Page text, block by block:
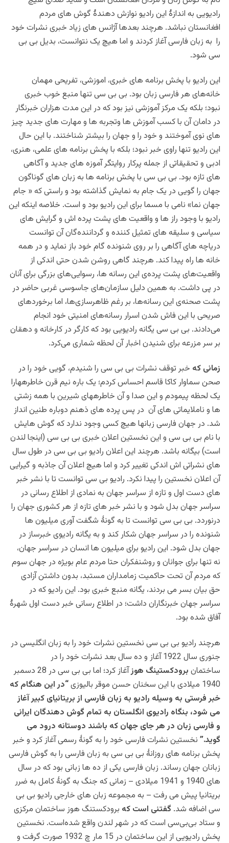
رادیویی به اندازۀ این رادیو نوازش دهندۀ گوش های مردم
افغانستان نباشد. هرچند بعدها آژانس های زیاد خبری نشرات خود
را به زبان فارسی آغاز کردند و اما هیچ یک نتوانست، بدیل بی بی
سی شود.
این رادیو با پخش برنامه های خبری، اموزشی، تفریحی مهمان
خانه‌های هر فارسی زبان بود. بی بی سی تنها منبع خوب خبری
نبود؛ بلکه یک مرکز آموزشی نیز بود که در این مدت هزاران خبرنگار
در دامان آن با کسب آموزش ها و‌تجربه ها و‌ مهارت های جدید چیز
های نوی آموختند ‌و خود را و‌ جهان را بیشتر شناختند. با این حال
این رادیو تنها راوی خبر نبود؛ بلکه با پخش برنامه های علمی، هنری،
ادبی و تحقیقاتی از جمله پرکار روایتگر آموزه های جدید و آگاهی
های تازه بود. بی بی سی با پخش برنامه ها به زبان های گوناگون
جهان را گویی در یک جام به نمایش گذاشته بود و راستی که « جام
جهان نما» نامی با مسما برای این رادیو بود و است. خلاصه اینکه این
رادیو با وجود راز ها و واقعیت های پشت پرده اش و گرایش های
سیاسی و سلیقه های تمثیل کننده و گرداننده‌گان آن توانست
دریاچه های آگاهی را بر روی شنونده گام خود باز نماید و در همه
خانه ها راه پیدا کند. ‏هرچند گاهی روشن شدن حتی اندکی از
واقعیت‌های پشت پرده‌ی این رسانه ها، رسوایی‌های بزرگی برای آنان
در پی داشت. به همین دلیل سازمان‌های جاسوسی غربی حاضر در
پشت صحنه‌ی این رسانه‌ها، بر رغم ظاهرسازی‌ها، اما برخوردهای
صریحی با این فاش شدن اسرار رسانه‌های امنیتی خود انجام
می‌دادند. بی بی سی یگانه رادیویی بود که کارگر در کارخانه و دهقان
بر سر مزرعه برای شنیدن اخبار آن لحظه شماری می‌کرد.
زمانی که خبر توقف نشرات بی بی سی را شنیدم، گویی خود را در
صحن سماوار کاکا قاسم احساس کردم؛ یک باره نیم قرن خاطرههارا
یک لحظه پیمودم و این صدا و آن خاطرههای شیرین با همه زشتی
ها و ناملایماتی های آن در پس پرده های ذهنم دوباره طنین انداز
شد. در جهان فارسی زبانها هیچ کسی وجود ندارد که گوش هایش
با نام بی بی سی و این نخستین اعلان خبری بی بی سی (اینجا لندن
است) بیگانه باشد. هرچند این اعلان رادیو بی بی سی در طول سال
های نشراتی اش اندکی تغییر کرد و اما هیچ اعلان آن جاذبه و گیرایی
آن اعلان نخستین را پیدا نکرد. رادیو بی سی توانست تا با نشر خبر
های دست اول و تازه از سراسر جهان به نمادی از اطلاع رسانی در
سراسر جهان بدل شود و با نشر خبر های تازه از هر کشوری جهان را
درنوردد. بی بی سی توانست تا به گونۀ شگفت آوری میلیون ها
شنونده را در سراسر جهان شکار کند و به یگانه رادیوی خبرساز در
جهان بدل شود. این رادیو برای میلیون ها انسان در سراسر جهان،
نه تنها برای جوانان و روشنفکران حتا مردم عام بویژه در جهان سوم
که مردم آن تحت حاکمیت زمامداران مستبد، بدون داشتن آزادی
حق بيان بسر می بردند، یگانه منبع خبری بود. این رادیو که در
سراسر جهان خبرنگاران داشت؛ در اطلاع رسانی خبر دست اول شهرۀ
آفاق شده بود.
هرچند رادیو بی بی سی نخستین نشرات خود را به زبان انگلیسی در
جنوری سال 1922 آغاز و ده سال بعد نشرات خود را در
ساختمان برودکستینگ هوز
آغاز کرد؛ اما بی بی سی در 28 دسمبر
1940 میلادی با این سخنان حسن موقر بالیوزی
“در اين هنگام که
خبر فرستی به وسيله راديو به زبان فارسی از بريتانيای کبير آغاز
می شود، بنگاه راديوی انگلستان به تمام گوش دهندگان ايرانی
و فارسی زبان در هر جای جهان که باشند دوستانه درود می
گويد.” نخستین نشرات فارسی خود را به گونۀ رسمی آغاز کرد و خبر
پخش برنامه های روزانۀ بی بی سی به زبان فارسی را به گوش فارسی
زبانان جهان رساند. زبان فارسی يکی از ده ها زبانی بود که در سال
های 1940 و 1941 ميلادی – زمانی که جنگ به گونۀ کامل به ضرر
بريتانيا پيش می رفت – به مجموعه زبان های خارجی راديو بی بی
سی اضافه شد. گفتنی است که برودکستنگ هوز ساختمان مرکزی
و ستاد بی‌بی‌سی است که در شهر لندن واقع شده‌است. نخستین
پخش رادیویی از این ساختمان در 15 مار چ 1932 صورت گرفت و